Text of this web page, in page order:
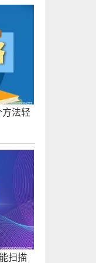
方法轻
扫描